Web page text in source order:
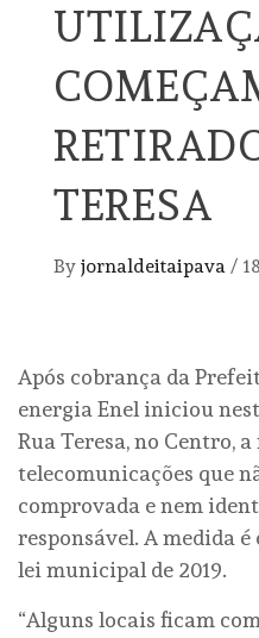
TERESA
By jornaldeitaipava /
Após cobrança da
energia Enel iniciou
Rua Teresa, no Centro,
telecomunicações que
comprovada e nem
responsável. A medida
lei municipal de 2019.
“Alguns locais ficam